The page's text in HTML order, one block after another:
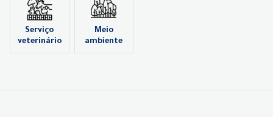
Serviço
veterinário
Meio
ambiente